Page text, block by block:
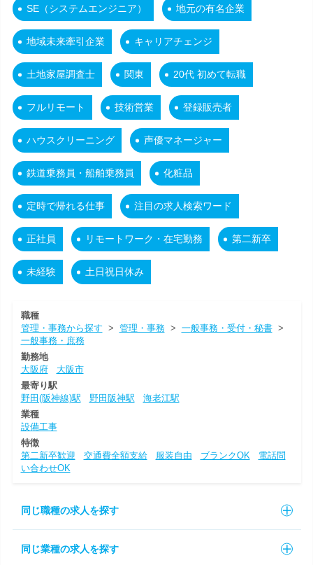
SE（システムエンジニア） 地元の有名企業
地域未来牽引企業 キャリアチェンジ
土地家屋調査士 関東 20代 初めて転職
フルリモート 技術営業 登録販売者
ハウスクリーニング 声優マネージャー
鉄道乗務員・船舶乗務員 化粧品
定時で帰れる仕事 注目の求人検索ワード
正社員 リモートワーク・在宅勤務 第二新卒
未経験 土日祝日休み
職種
管理・事務から探す > 管理・事務> 一般事務・受付・秘書>
一般事務・庶務
勤務地
大阪府
大阪市
最寄り駅
野田(阪神線)駅
野田阪神駅
海老江駅
業種
設備工事
特徴
第二新卒歓迎
交通費全額支給 服装自由 ブランクOK
電話問
い合わせOK
同じ職種の求人を探す
同じ業種の求人を探す